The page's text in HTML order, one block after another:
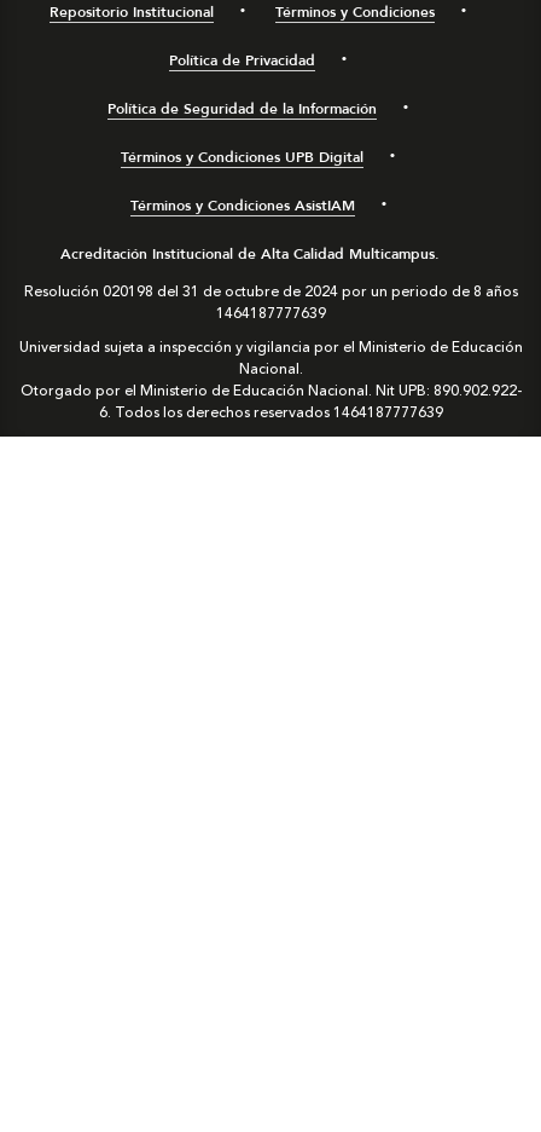
Repositorio Institucional Términos y Condiciones
Política de Privacidad
Política de Seguridad de la Información
Términos y Condiciones UPB Digital
Términos y Condiciones AsistIAM
Acreditación Institucional de Alta Calidad Multicampus.
Resolución 020198 del 31 de octubre de 2024 por un periodo de 8 años
1464187777639
Universidad sujeta a inspección y vigilancia por el Ministerio de Educación
Nacional.
Otorgado por el Ministerio de Educación Nacional. Nit UPB: 890.902.922-
6. Todos los derechos reservados1464187777639